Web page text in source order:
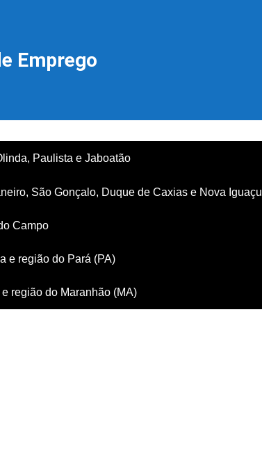
Emprego
Paulista e Jaboatão
São Gonçalo, Duque de Caxias e Nova Iguaçu
Campo
e região do Pará (PA)
região do Maranhão (MA)